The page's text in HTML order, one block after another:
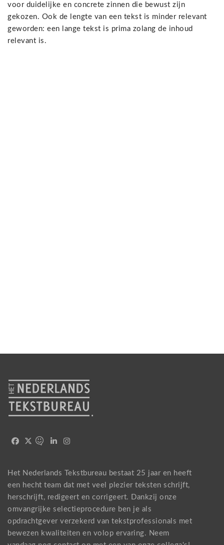
voor duidelijke en concrete zinnen die bewust zijn
gekozen. Ook de lengte van een tekst is minder relevant
geworden: een lange tekst is prima zolang de inhoud
relevant is.
Het Nederlands Tekstbureau bestaat 25 jaar en heeft
een hecht team dat met veel plezier teksten schrijft,
herschrijft, redigeert en corrigeert. Dankzij onze
omvangrijke selectieprocedure ben je als
opdrachtgever verzekerd van tekstprofessionals met
bewezen kwaliteiten en volop ervaring. Neem